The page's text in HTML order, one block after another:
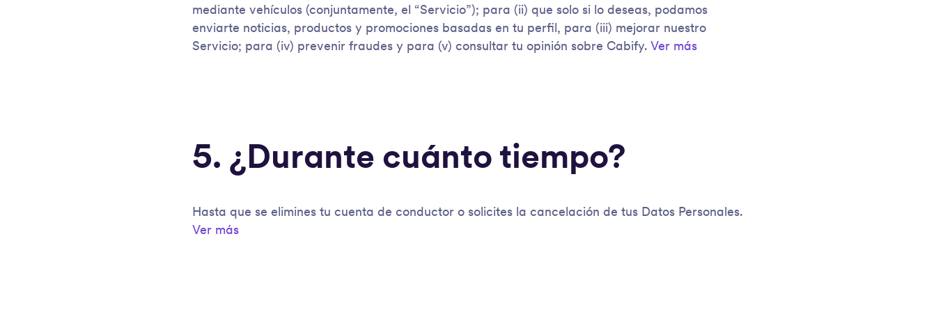
mediante vehículos (conjuntamente, el “Servicio”); para (ii) que solo si lo deseas, podamos
enviarte noticias, productos y promociones basadas en tu perfil, para (iii) mejorar nuestro
Servicio; para (iv) prevenir fraudes y para (v) consultar tu opinión sobre Cabify. Ver más
5. ¿Durante cuánto tiempo?
Hasta que se elimines tu cuenta de conductor o solicites la cancelación de tus Datos Personales.
Ver más